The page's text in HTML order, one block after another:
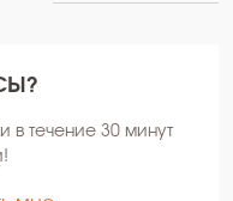
в течение 30 минут